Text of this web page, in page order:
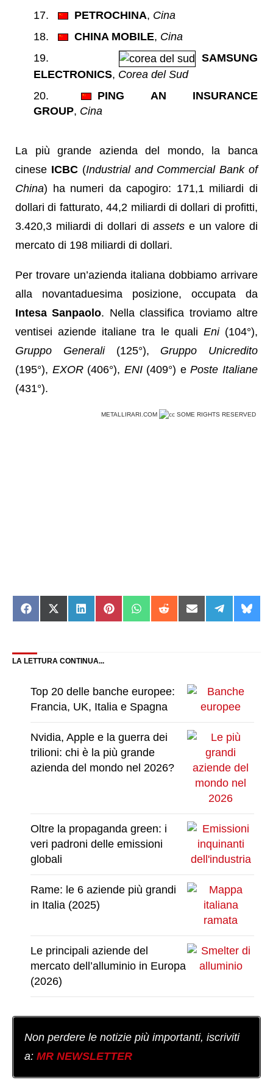
PETROCHINA, Cina
CHINA MOBILE, Cina
SAMSUNG
ELECTRONICS, Corea del Sud
PING AN INSURANCE
GROUP, Cina
La più grande azienda del mondo, la banca
cinese ICBC(Industrial and Commercial Bank of
China) ha numeri da capogiro: 171,1 miliardi di
dollari di fatturato, 44,2 miliardi di dollari di profitti,
3.420,3 miliardi di dollari diassets e un valore di
mercato di 198 miliardi di dollari.
Per trovare un’azienda italiana dobbiamo arrivare
alla novantaduesima posizione, occupata da
Intesa Sanpaolo. Nella classifica troviamo altre
ventisei aziende italiane tra le quali Eni(104°),
Gruppo Generali(125°), Gruppo Unicredito
(195°), EXOR(406°), ENI(409°) ePoste Italiane
(431°).
METALLIRARI.COM SOME RIGHTS RESERVED
Share
on
Share
on
Share
on
Share
on
Share
on
Share
on
Share
on
Share
on
on
LA LETTURA CONTINUA...
Top 20 delle banche europee:
Francia, UK, Italia e Spagna
Nvidia, Apple e la guerra dei
trilioni: chi è la più grande
azienda del mondo nel 2026?
Oltre la propaganda green: i
veri padroni delle emissioni
globali
Rame: le 6 aziende più grandi
in Italia (2025)
Le principali aziende del
mercato dell’alluminio in Europa
(2026)
Non perdere le notizie più importanti, iscriviti
a: MR NEWSLETTER